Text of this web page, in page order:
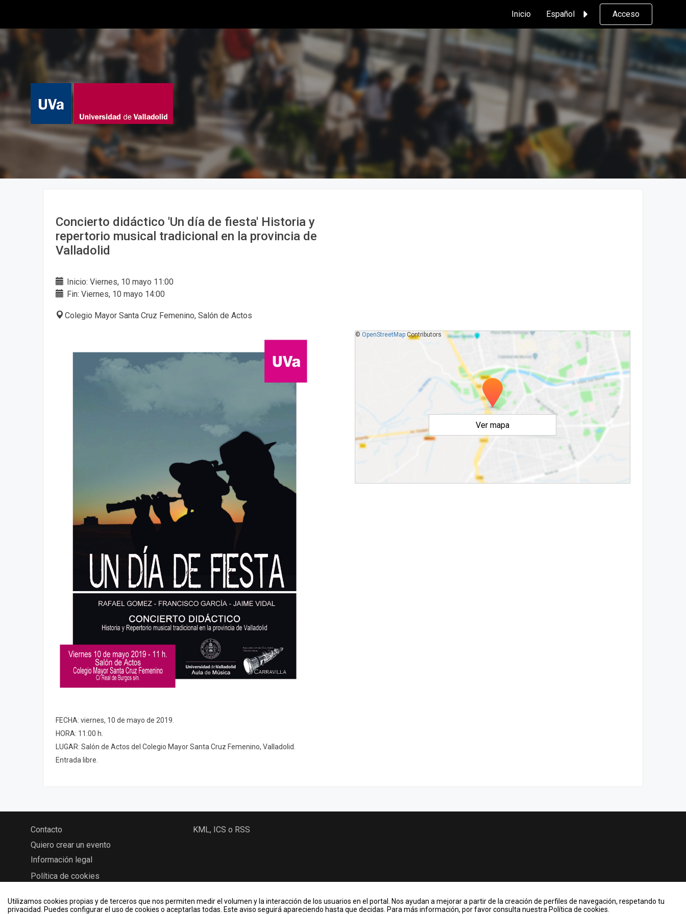
Utilizamos cookies propias y de terceros que nos permiten medir el volumen y la interacción de los usuarios en el portal. Nos ayudan a mejorar a partir de la creación de perfiles de navegación, respetando tu
privacidad. Puedes configurar el uso de cookies o aceptarlas todas. Este aviso seguirá apareciendo hasta que decidas. Para más información, por favor consulta nuestra Política de cookies.
Inicio Español Acceso
Concierto didáctico 'Un día de fiesta' Historia y
repertorio musical tradicional en la provincia de
Valladolid
Inicio: Viernes, 10 mayo 11:00
Fin: Viernes, 10 mayo 14:00
Colegio Mayor Santa Cruz Femenino, Salón de Actos
FECHA: viernes, 10 de mayo de 2019.
HORA: 11:00 h.
LUGAR: Salón de Actos del Colegio Mayor Santa Cruz Femenino, Valladolid.
Entrada libre.
Ver mapa
© OpenStreetMapContributors
Contacto
Quiero crear un evento
Información legal
Política de cookies
KML, ICS o RSS
2026 © Eventos - Universidad de Valladolid